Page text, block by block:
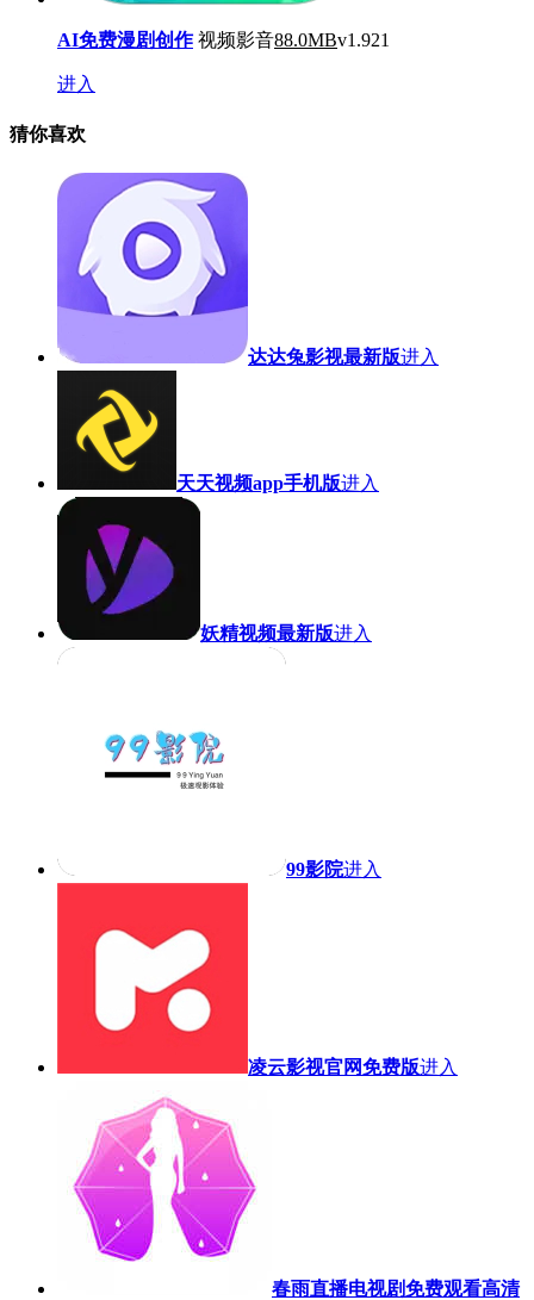
AI免费漫剧创作 视频影音88.0MBv1.921
进入
猜你喜欢
达达兔影视最新版进入
天天视频app手机版进入
妖精视频最新版进入
99影院进入
凌云影视官网免费版进入
春雨直播电视剧免费观看高清